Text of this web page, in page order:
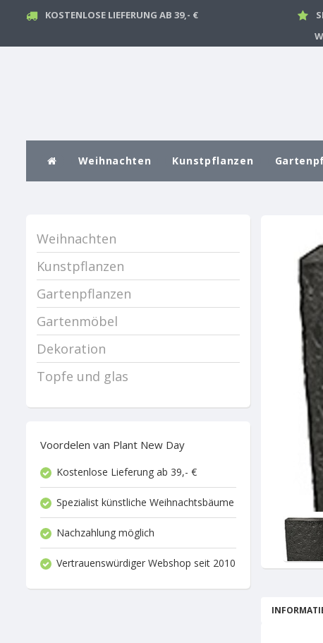
KOSTENLOSE LIEFERUNG AB 39,- €
Weihnachten Kunstpflanzen
Weihnachten
Kunstpflanzen
Gartenpflanzen
Gartenmöbel
Dekoration
Topfe und glas
Voordelen van Plant New Day
Kostenlose Lieferung ab 39,- €
Spezialist künstliche Weihnachtsbäume
Nachzahlung möglich
Vertrauenswürdiger Webshop seit 2010